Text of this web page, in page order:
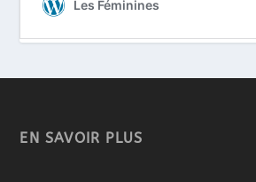
EN SAVOIR PLUS